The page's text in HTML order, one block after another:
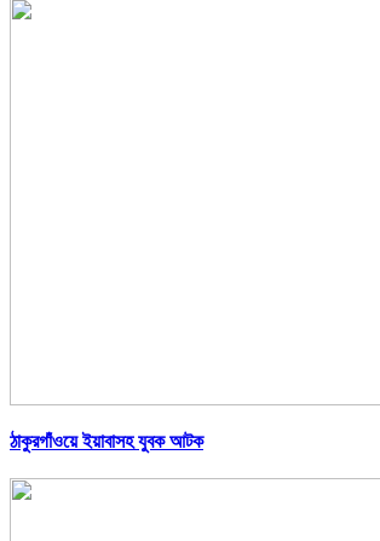
ঠাকুরগাঁওয়ে ইয়াবাসহ যুবক আটক